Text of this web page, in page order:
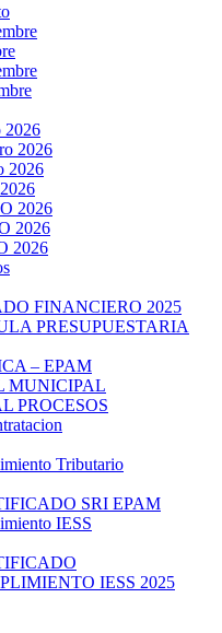
2026
2026
2026
2026
2026
2026
FINANCIERO 2025
PRESUPUESTARIA
– EPAM
MUNICIPAL
PROCESOS
Tributario
SRI EPAM
IESS
IESS 2025